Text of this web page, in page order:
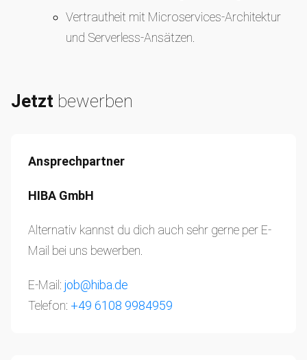
Vertrautheit mit Microservices-Architektur
und Serverless-Ansätzen.
Jetzt bewerben
Ansprechpartner
HIBA GmbH
Alternativ kannst du dich auch sehr gerne per E-
Mail bei uns bewerben.
E-Mail: job@hiba.de
Telefon: +49 6108 9984959